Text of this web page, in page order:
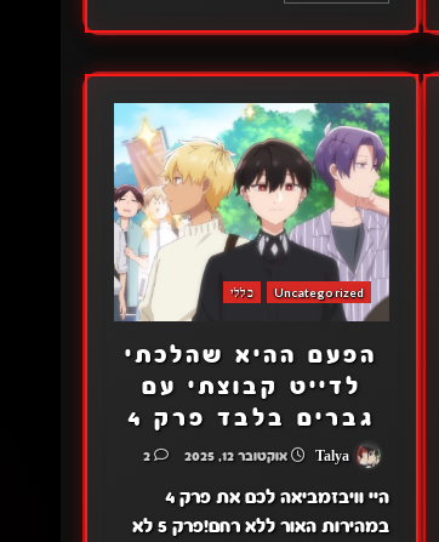
Uncategorized כללי
הפעם ההיא שהלכתי
לדייט קבוצתי עם
גברים בלבד פרק 4
אוקטובר 12, 2025 2
היי וויבזמביאה לכם את פרק 4
במהירות האור ללא רחם!פרק 5 לא